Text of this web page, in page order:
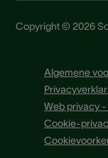
Copyright © 2026
Algemene
Web privacy
Cookie-